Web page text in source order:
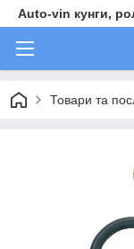
Auto-vin кунги,
Товари та